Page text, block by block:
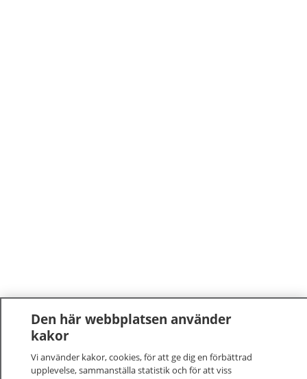
Den här webbplatsen använder
kakor
Vi använder kakor, cookies, för att ge dig en förbättrad
upplevelse, sammanställa statistik och för att viss